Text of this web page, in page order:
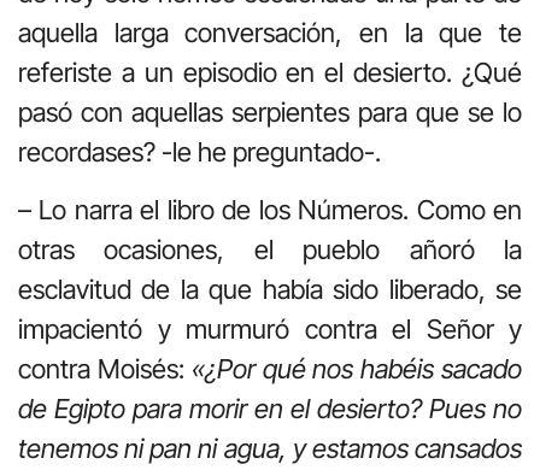
aquella larga conversación, en la que te
referiste a un episodio en el desierto. ¿Qué
pasó con aquellas serpientes para que se lo
recordases? -le he preguntado-.
– Lo narra el libro de los Números. Como en
otras ocasiones, el pueblo añoró la
esclavitud de la que había sido liberado, se
impacientó y murmuró contra el Señor y
contra Moisés: «¿Por qué nos habéis sacado
de Egipto para morir en el desierto? Pues no
tenemos ni pan ni agua, y estamos cansados